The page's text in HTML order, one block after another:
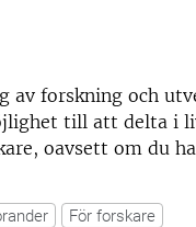
av forskning och
till att delta i
oavsett om du
För forskare